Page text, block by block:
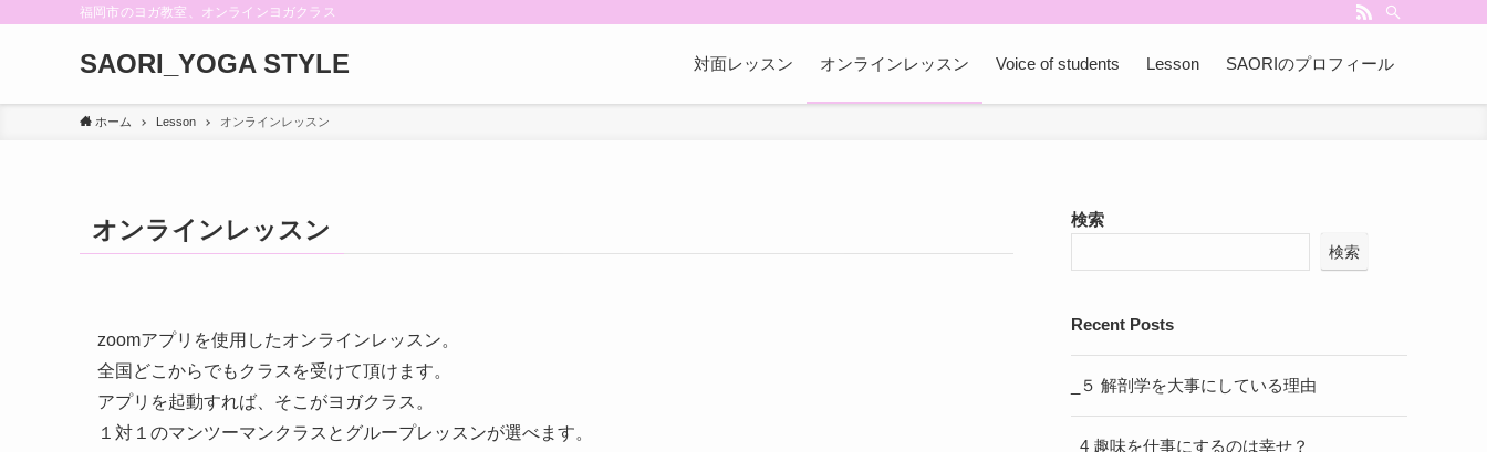
福岡市のヨガ教室、オンラインヨガクラス
SAORI_YOGA STYLE 対面レッスン オンラインレッスン Voice of students Lesson SAORIのプロフィール
ホーム Lesson オンラインレッスン
オンラインレッスン
zoomアプリを使用したオンラインレッスン。
全国どこからでもクラスを受けて頂けます。
アプリを起動すれば、そこがヨガクラス。
１対１のマンツーマンクラスとグループレッスンが選べます。
検索
検索
Recent Posts
_５ 解剖学を大事にしている理由
_4 趣味を仕事にするのは幸せ？